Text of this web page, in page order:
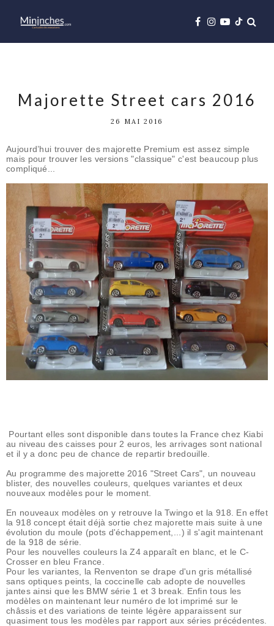
Majorette Street cars 2016
26 MAI 2016
Aujourd’hui trouver des majorette Premium est assez simple
mais pour trouver les versions "classique" c'est beaucoup plus
compliqué...
Pourtant elles sont disponible dans toutes la France chez Kiabi
au niveau des caisses pour 2 euros, les arrivages sont national
et il y a donc peu de chance de repartir bredouille.
Au programme des majorette 2016 "Street Cars", un nouveau
blister, des nouvelles couleurs, quelques variantes et deux
nouveaux modèles pour le moment.
En nouveaux modèles on y retrouve la Twingo et la 918. En effet
la 918 concept était déjà sortie chez majorette mais suite à une
évolution du moule (pots d'échappement,...) il s'agit maintenant
de la 918 de série.
Pour les nouvelles couleurs la Z4 apparaît en blanc, et le C-
Crosser en bleu France.
Pour les variantes, la Renventon se drape d'un gris métallisé
sans optiques peints, la coccinelle cab adopte de nouvelles
jantes ainsi que les BMW série 1 et 3 break. Enfin tous les
modèles on maintenant leur numéro de lot imprimé sur le
châssis et des variations de teinte légère apparaissent sur
quasiment tous les modèles par rapport aux séries précédentes.